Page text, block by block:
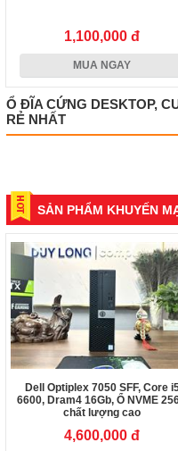
1,100,000 đ
MUA NGAY
Ổ ĐĨA CỨNG DESKTOP,
RẺ NHẤT
SẢN PHẨM KHUYẾN
Dell Optiplex 7050 SFF, Core
6600, Dram4 16Gb, Ổ NVME
chất lượng cao
4,600,000 đ